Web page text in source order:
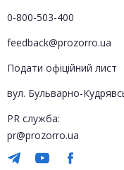
0-800-503-400
feedback@prozorro.ua
Подати офіційний лист
вул. Бульварно-
PR служба:
pr@prozorro.ua